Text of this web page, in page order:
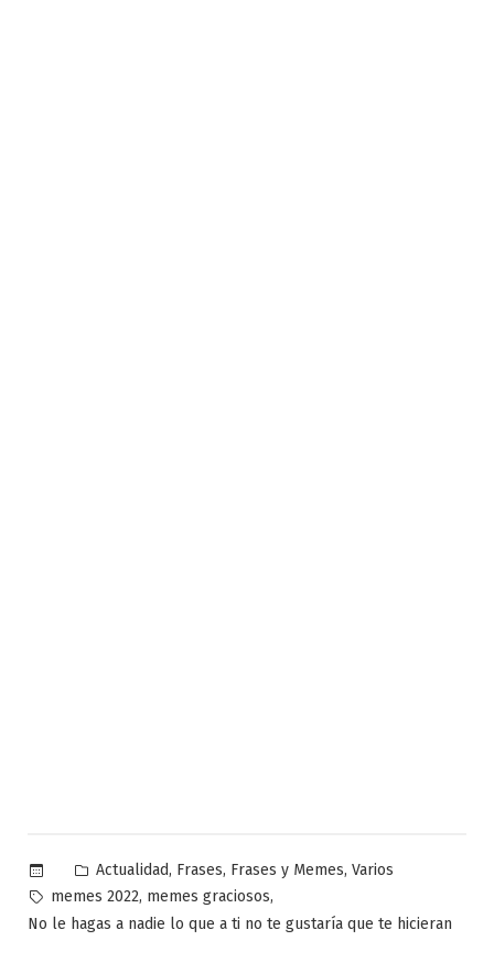
Publicado
en
Actualidad, Frases, Frases y Memes, Varios
Etiquetas:
memes 2022, memes graciosos,
No le hagas a nadie lo que a ti no te gustaría que te hicieran